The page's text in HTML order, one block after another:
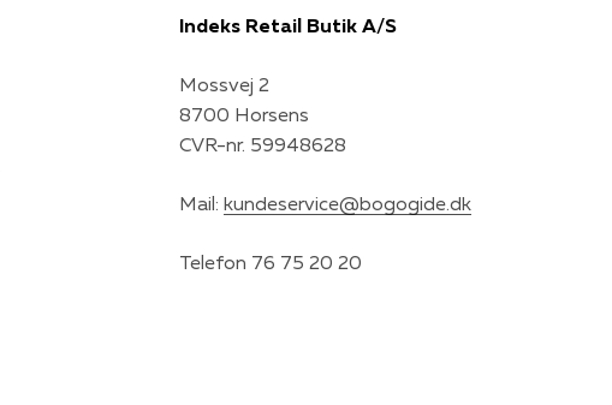
Indeks Retail Butik A/S
Mossvej 2
8700 Horsens
CVR-nr. 59948628
Mail: kundeservice@bogogide.dk
Telefon 76 75 20 20